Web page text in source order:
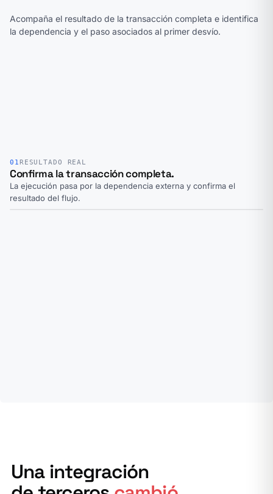
Acompaña el resultado de la transacción completa e identifica
la dependencia y el paso asociados al primer desvío.
01RESULTADO REAL
Confirma la transacción completa.
La ejecución pasa por la dependencia externa y confirma el
resultado del flujo.
Una integración